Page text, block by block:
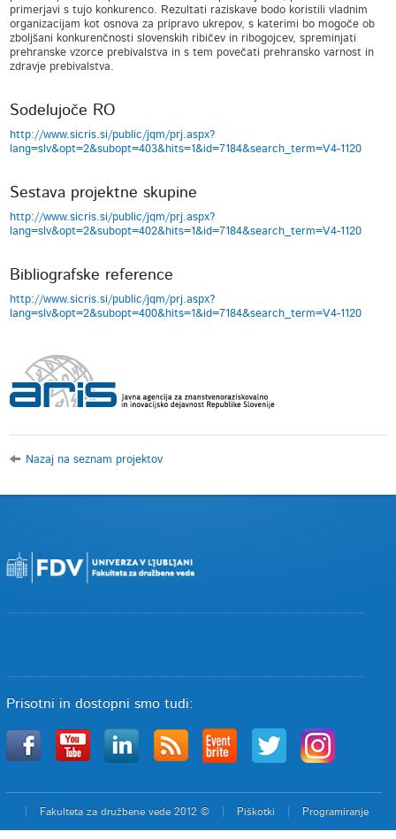
primerjavi s tujo konkurenco. Rezultati raziskave bodo koristili vladnim
organizacijam kot osnova za pripravo ukrepov, s katerimi bo mogoče ob
zboljšani konkurenčnosti slovenskih ribičev in ribogojcev, spreminjati
prehranske vzorce prebivalstva in s tem povečati prehransko varnost in
zdravje prebivalstva.
Sodelujoče RO
http://www.sicris.si/public/jqm/prj.aspx?
lang=slv&opt=2&subopt=403&hits=1&id=7184&search_term=V4-1120
Sestava projektne skupine
http://www.sicris.si/public/jqm/prj.aspx?
lang=slv&opt=2&subopt=402&hits=1&id=7184&search_term=V4-1120
Bibliografske reference
http://www.sicris.si/public/jqm/prj.aspx?
lang=slv&opt=2&subopt=400&hits=1&id=7184&search_term=V4-1120
Nazaj na seznam projektov
Prisotni in dostopni smo tudi:
Fakulteta za družbene vede 2012 © Piškotki Programiranje